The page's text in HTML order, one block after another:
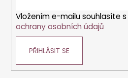
Vložením e-mailu souhlasíte s
ochrany osobních údajů
PŘIHLÁSIT SE